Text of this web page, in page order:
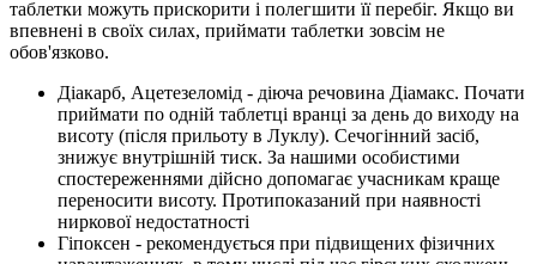
таблетки можуть прискорити і полегшити її перебіг. Якщо ви
впевнені в своїх силах, приймати таблетки зовсім не
обов'язково.
Діакарб, Ацетезеломід - діюча речовина Діамакс. Почати
приймати по одній таблетці вранці за день до виходу на
висоту (після прильоту в Луклу). Сечогінний засіб,
знижує внутрішній тиск. За нашими особистими
спостереженнями дійсно допомагає учасникам краще
переносити висоту. Протипоказаний при наявності
ниркової недостатності
Гіпоксен - рекомендується при підвищених фізичних